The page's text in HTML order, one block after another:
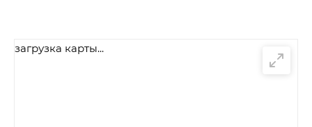
загрузка карты...